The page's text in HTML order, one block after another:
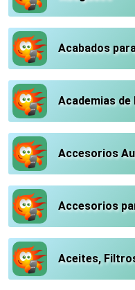
Acabados
Academias de
Accesorios
Accesorios
Aceites,